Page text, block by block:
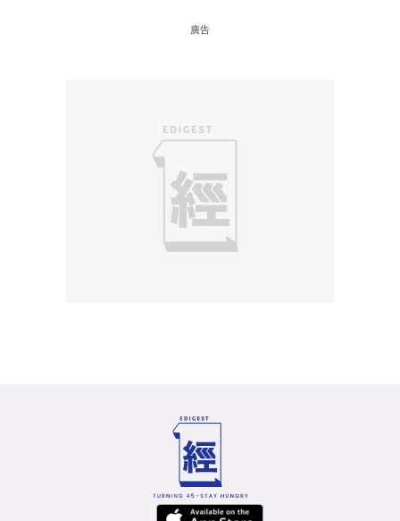
廣告